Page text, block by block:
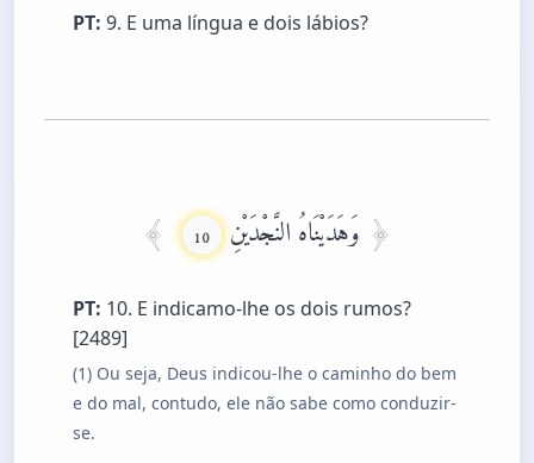
PT: 9. E uma língua e dois lábios?
وَهَدَيْنَاهُ النَّجْدَيْنِ 10
PT: 10. E indicamo-lhe os dois rumos?
[2489]
(1) Ou seja, Deus indicou-lhe o caminho do bem
e do mal, contudo, ele não sabe como conduzir-
se.